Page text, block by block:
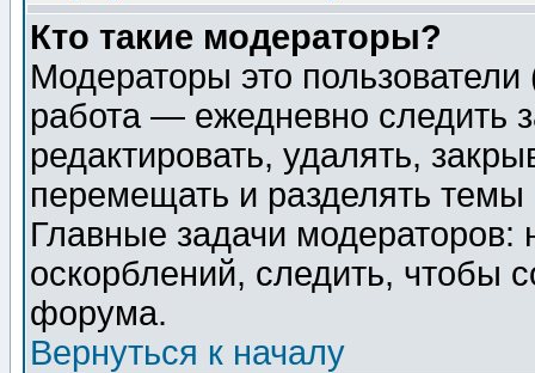
Кто такие модераторы?
Модераторы это
работа — ежедневно следить
редактировать, удалять,
перемещать и разделять
Главные задачи
оскорблений, следить, чтобы
форума.
Вернуться к началу